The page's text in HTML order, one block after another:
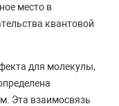
место в
квантовой
для молекулы,
Эта взаимосвязь